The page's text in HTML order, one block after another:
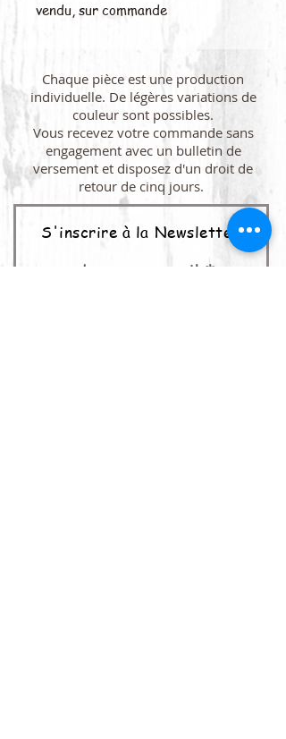
vendu, sur commande
Chaque pièce est une production
individuelle. De légères variations de
couleur sont possibles.
Vous recevez votre commande sans
engagement avec un bulletin de
versement et disposez d'un droit de
retour de cinq jours.
S'inscrire à la Newsletter
adresse e-mail